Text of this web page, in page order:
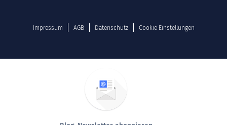
Impressum AGB Datenschutz Cookie Einstellungen